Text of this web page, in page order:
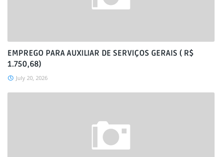
EMPREGO PARA AUXILIAR DE SERVIÇOS GERAIS ( R$
1.750,68)
July 20, 2026